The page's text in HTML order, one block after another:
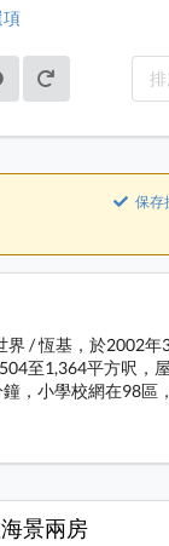
項
保存
/ 恆基，於2002
至1,364平方呎，
，小學校網在98區
景兩房